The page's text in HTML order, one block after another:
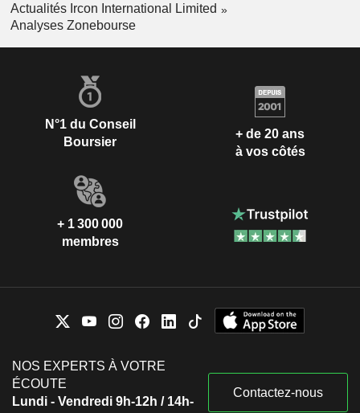
Actualités Ircon International Limited
Analyses Zonebourse
N°1 du Conseil
Boursier
+ de 20 ans
à vos côtés
+ 1 300 000
membres
NOS EXPERTS À VOTRE
ÉCOUTE
Lundi - Vendredi 9h-12h / 14h-
Contactez-nous